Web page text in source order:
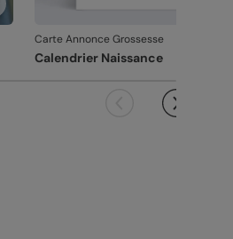
Carte Annonce Grossesse
Calendrier Naissance